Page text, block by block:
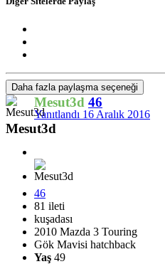
Daha fazla paylaşma seçeneği
Mesut3d 46
Yanıtlandı 16 Aralık 2016
Mesut3d
46
81 ileti
kuşadası
2010 Mazda 3 Touring
Gök Mavisi hatchback
Yaş 49